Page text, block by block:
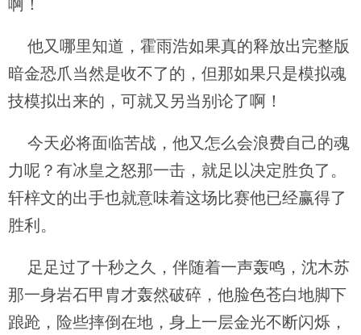
啊！
他又哪里知道，霍雨浩如果真的释放出完整版
暗金恐爪当然是收不了的，但那如果只是模拟魂
技模拟出来的，可就又另当别论了啊！
今天必将面临苦战，他又怎么会浪费自己的魂
力呢？有冰皇之怒那一击，就足以决定胜负了。
轩梓文的出手也就意味着这场比赛他已经赢得了
胜利。
足足过了十秒之久，伴随着一声轰鸣，沈木苏
那一身岩石甲胄才轰然破碎，他脸色苍白地脚下
踉跄，险些摔倒在地，身上一层金光不断闪烁，